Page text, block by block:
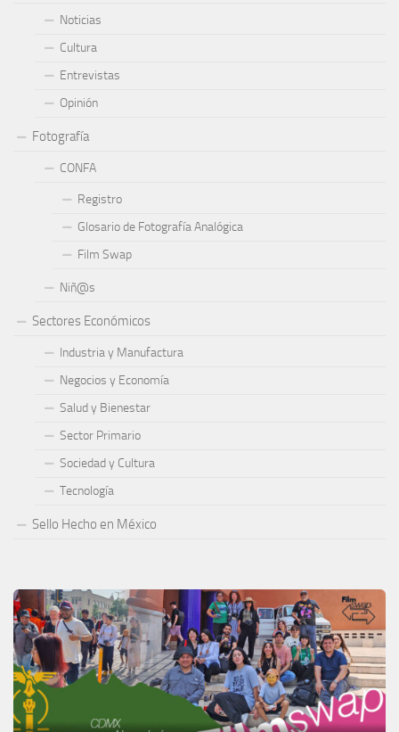
Noticias
Cultura
Entrevistas
Opinión
Fotografía
CONFA
Registro
Glosario de Fotografía Analógica
Film Swap
Niñ@s
Sectores Económicos
Industria y Manufactura
Negocios y Economía
Salud y Bienestar
Sector Primario
Sociedad y Cultura
Tecnología
Sello Hecho en México